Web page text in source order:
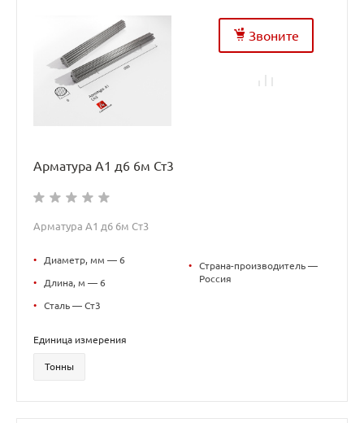
Звоните
Арматура А1 д6 6м Ст3
Арматура А1 д6 6м Ст3
• Диаметр, мм — 6
• Длина, м — 6
• Сталь — Ст3
•
Страна-производитель —
Россия
Единица измерения
Тонны